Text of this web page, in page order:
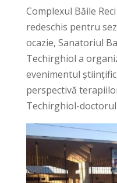
Complexul Băile
redeschis pentru
ocazie, Sanatoriul
Techirghiol a
evenimentul
perspectivă
Techirghiol-